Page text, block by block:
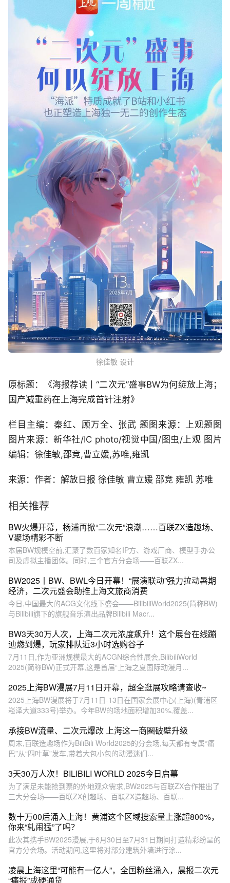
徐佳敏 设计
原标题：《海报荐读丨“二次元”盛事BW为何绽放上海；
国产减重药在上海完成首针注射》
栏目主编：秦红、顾万全、张武 题图来源：上观题图
图片来源：新华社/IC photo/视觉中国/图虫/上观 图片
编辑：徐佳敏,邵竞,曹立媛,苏唯,雍凯
来源：作者：解放日报 徐佳敏 曹立媛 邵竞 雍凯 苏唯
相关推荐
BW火爆开幕，杨浦再掀“二次元”浪潮……百联ZX造趣场、
V聚场精彩不断
本届BW规模空前,汇聚了数百家知名IP方、游戏厂商、模型手办公
司及虚拟主播团体。同时,三个官方分会场——百联ZX...
BW2025丨BW、BWL今日开幕！“展演联动”强力拉动暑期
经济，二次元盛会助推上海文旅商消费
今日,中国最大的ACG文化线下盛会——BilibiliWorld2025(简称BW)
与Bilibili旗下的旗舰音乐演出品牌Bilibili Macr...
BW3天30万人次，上海二次元浓度飙升！这个展台在线蹦
迪燃到爆，玩家排队近3小时选购谷子
7月11日,作为亚洲规模最大的ACGN综合性展会,BilibiliWorld
2025(简称BW)正式开幕,这是首届“上海之夏国际动漫月...
2025上海BW漫展7月11日开幕，超全逛展攻略请查收~
2025上海BW漫展将于7月11日-13日在国家会展中心(上海)(青浦区
崧泽大道333号)举办。今年BW的场地面积增加30%,覆盖...
承接BW流量、二次元爆改 上海这一商圈破壁升级
周末,百联造趣场作为BiliBili World2025的分会场,每天都有专属“痛
巴”从“四叶草”发车,带着大包小包的动漫迷们...
3天30万人次！BILIBILI WORLD 2025今日启幕
为了满足未能抢到票的外地观众需求,BW2025与百联ZX合作推出了
三大分会场——百联ZX创趣场、百联ZX造趣场、百联...
数十万00后涌入上海！黄浦这个区域搜索量上涨超800%，
你来“轧闹猛”了吗？
此次其携手BW2025漫展,于6月30日至7月31日期间打造精彩纷呈的
官方分会场。活动期间,这里将对部分建筑外墙进行涂...
凌晨上海这里“可能有一亿人”，全国粉丝涌入，晨报二次元
“痛报”成硬通货